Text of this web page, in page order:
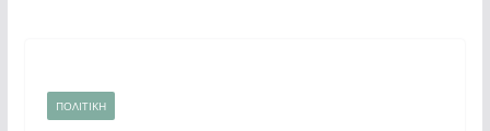
ΠΟΛΙΤΙΚΗ